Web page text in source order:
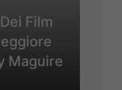
Film
Maguire